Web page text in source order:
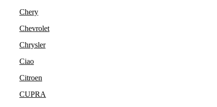
Chery
Chevrolet
Chrysler
Ciao
Citroen
CUPRA